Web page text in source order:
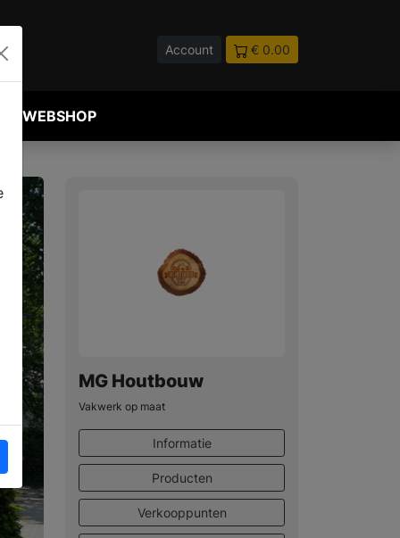
Account € 0.00
WEBSHOP
MG Houtbouw
Vakwerk op maat
Informatie
Producten
Verkooppunten